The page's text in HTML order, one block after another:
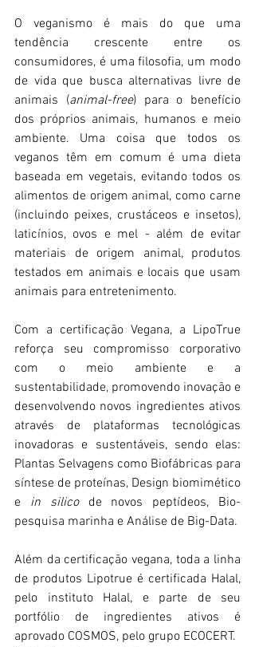
O veganismo é mais do que uma
tendência crescente entre os
consumidores, é uma filosofia, um modo
de vida que busca alternativas livre de
animais (animal-free) para o benefício
dos próprios animais, humanos e meio
ambiente. Uma coisa que todos os
veganos têm em comum é uma dieta
baseada em vegetais, evitando todos os
alimentos de origem animal, como carne
(incluindo peixes, crustáceos e insetos),
laticínios, ovos e mel - além de evitar
materiais de origem animal, produtos
testados em animais e locais que usam
animais para entretenimento.
Com a certificação Vegana, a LipoTrue
reforça seu compromisso corporativo
com o meio ambiente e a
sustentabilidade, promovendo inovação e
desenvolvendo novos ingredientes ativos
através de plataformas tecnológicas
inovadoras e sustentáveis, sendo elas:
Plantas Selvagens como Biofábricas para
síntese de proteínas, Design biomimético
e in silico de novos peptídeos, Bio-
pesquisa marinha e Análise de Big-Data.
Além da certificação vegana, toda a linha
de produtos Lipotrue é certificada Halal,
pelo instituto Halal, e parte de seu
portfólio de ingredientes ativos é
aprovado COSMOS, pelo grupo ECOCERT.